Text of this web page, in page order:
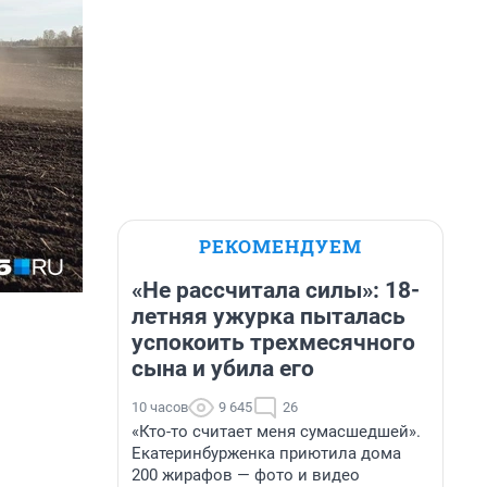
об
РЕКОМЕНДУЕМ
«Не рассчитала силы»: 18-
летняя ужурка пыталась
успокоить трехмесячного
сына и убила его
10 часов 9 645 26
«Кто-то считает меня сумасшедшей».
Екатеринбурженка приютила дома
200 жирафов — фото и видео